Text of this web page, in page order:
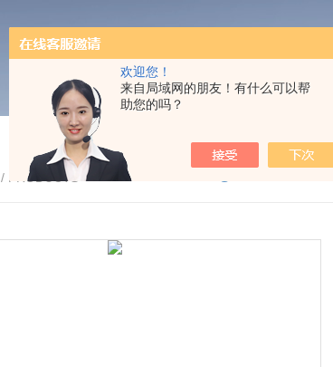
欢迎您！
来自局域网的朋友！有什么可以帮
助您的吗？
/ PRODUCTS